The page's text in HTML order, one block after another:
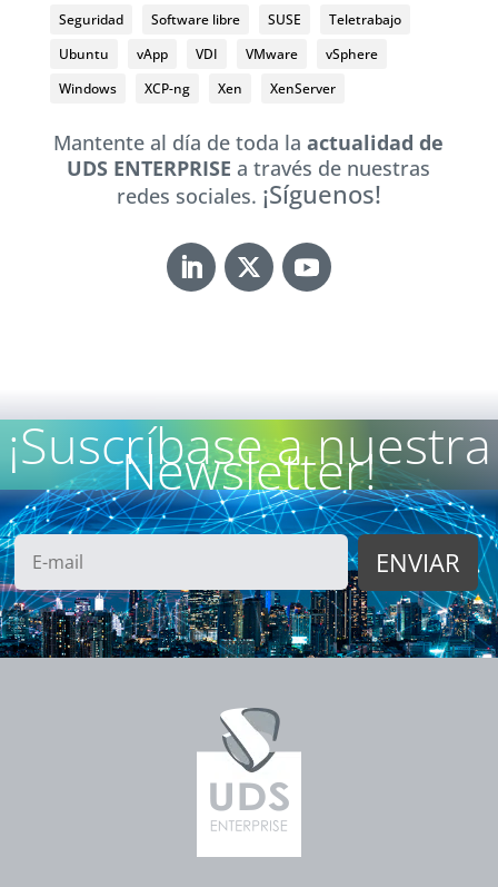
Seguridad
Software libre SUSE
Teletrabajo
Ubuntu
vApp VDI VMware
vSphere
Windows
XCP-ng Xen XenServer
Mantente al día de toda laactualidad de
UDS ENTERPRISEa través de nuestras
redes sociales. ¡Síguenos!
¡Suscríbase a nuestra
Newsletter!